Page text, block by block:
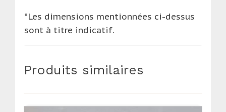
*Les dimensions mentionnées ci-dessus
sont à titre indicatif.
Produits similaires